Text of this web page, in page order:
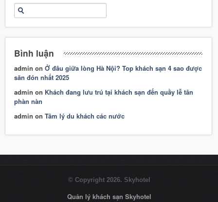
Bình luận
admin onỞ đâu giữa lòng Hà Nội? Top khách sạn 4 sao được
săn đón nhất 2025
admin on Khách đang lưu trú tại khách sạn đến quầy lễ tân
phàn nàn
admin onTâm lý du khách các nước
© Copyright 2026. Skyhotel
Quản lý khách sạn Skyhotel